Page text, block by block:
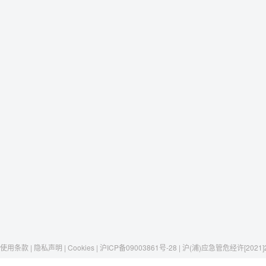
使用条款 | 隐私声明 | Cookies | 沪ICP备09003861号-28 | 沪(浦)应急管危经许